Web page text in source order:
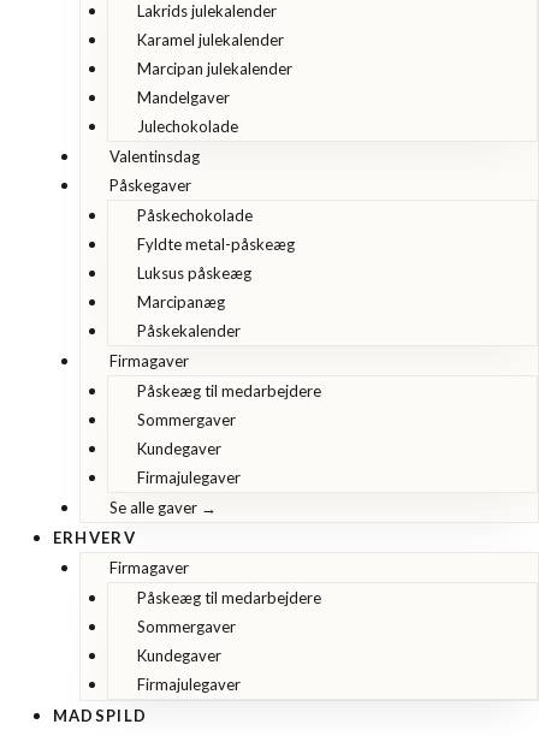
Lakrids julekalender
Karamel julekalender
Marcipan julekalender
Mandelgaver
Julechokolade
Valentinsdag
Påskegaver
Påskechokolade
Fyldte metal-påskeæg
Luksus påskeæg
Marcipanæg
Påskekalender
Firmagaver
Påskeæg til medarbejdere
Sommergaver
Kundegaver
Firmajulegaver
Se alle gaver →
ERHVERV
Firmagaver
Påskeæg til medarbejdere
Sommergaver
Kundegaver
Firmajulegaver
MADSPILD